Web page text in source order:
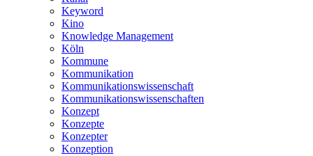
Keyword
Kino
Knowledge Management
Köln
Kommune
Kommunikation
Kommunikationswissenschaft
Kommunikationswissenschaften
Konzept
Konzepte
Konzepter
Konzeption